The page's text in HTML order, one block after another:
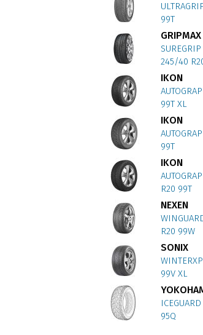
99T
GRIPMAX
245/40
IKON
99T XL
IKON
99T
IKON
R20 99T
NEXEN
R20 99W
SONIX
99V XL
95Q